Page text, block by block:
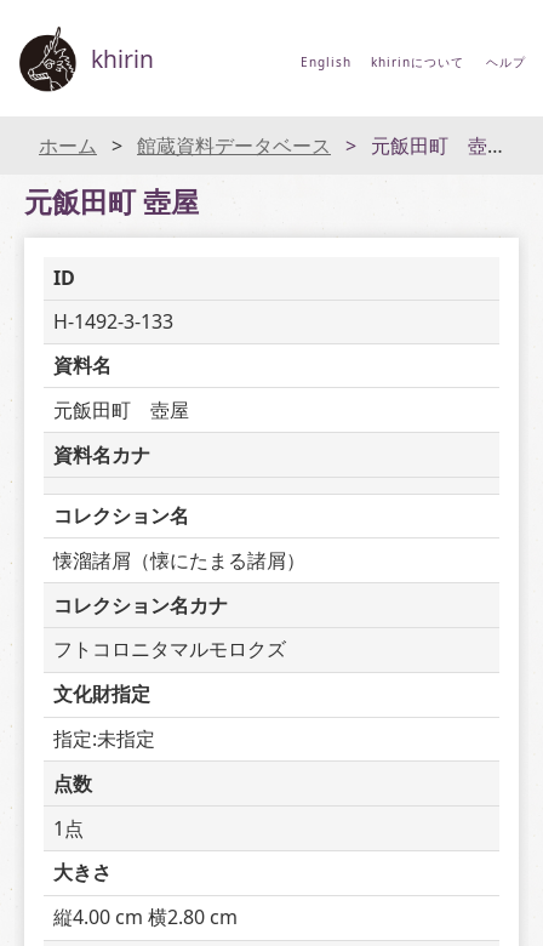
khirin English khirinについて ヘルプ
ホーム 館蔵資料データベース 元飯田町 壺屋
元飯田町 壺屋
ID
H-1492-3-133
資料名
元飯田町　壺屋
資料名カナ
コレクション名
懐溜諸屑（懐にたまる諸屑）
コレクション名カナ
フトコロニタマルモロクズ
文化財指定
指定:未指定
点数
1点
大きさ
縦4.00 cm 横2.80 cm